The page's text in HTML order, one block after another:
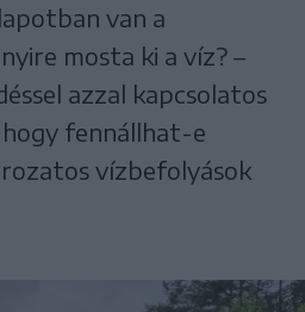
van a
mosta ki a víz? –
azzal kapcsolatos
fennállhat-e
vízbefolyások